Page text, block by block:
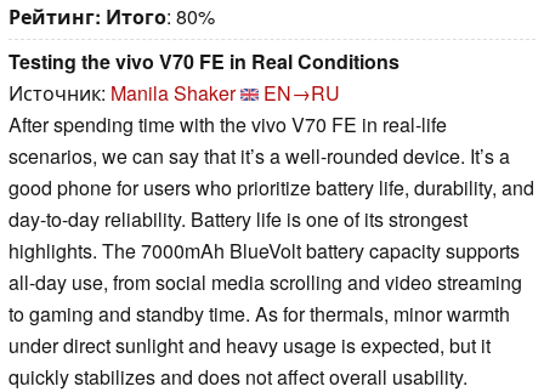
Рейтинг: Итого: 80%
Testing the vivo V70 FE in Real Conditions
Источник: Manila Shaker
EN→RU
After spending time with the vivo V70 FE in real-life
scenarios, we can say that it’s a well-rounded device. It’s a
good phone for users who prioritize battery life, durability, and
day-to-day reliability. Battery life is one of its strongest
highlights. The 7000mAh BlueVolt battery capacity supports
all-day use, from social media scrolling and video streaming
to gaming and standby time. As for thermals, minor warmth
under direct sunlight and heavy usage is expected, but it
quickly stabilizes and does not affect overall usability.